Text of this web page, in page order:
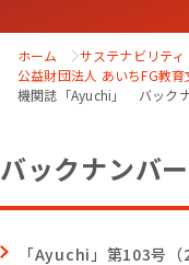
ホーム サステナビリティ
公益財団法人 あいちFG教
機関誌「Ayuchi」 バック
バックナンバ
「Ayuchi」第103号（